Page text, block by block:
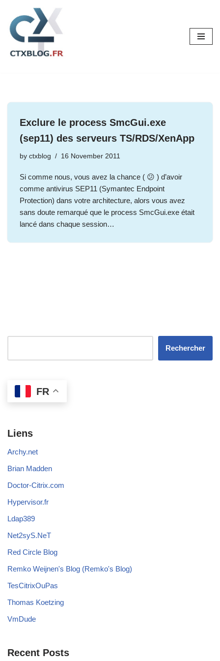
Skip
to
content
Exclure le process SmcGui.exe
(sep11) des serveurs TS/RDS/XenApp
by ctxblog 16 November 2011
Si comme nous, vous avez la chance ( 😕 ) d’avoir
comme antivirus SEP11 (Symantec Endpoint
Protection) dans votre architecture, alors vous avez
sans doute remarqué que le process SmcGui.exe était
lancé dans chaque session…
Rechercher
FR
Liens
Archy.net
Brian Madden
Doctor-Citrix.com
Hypervisor.fr
Ldap389
Net2syS.NeT
Red Circle Blog
Remko Weijnen's Blog (Remko's Blog)
TesCitrixOuPas
Thomas Koetzing
VmDude
Recent Posts